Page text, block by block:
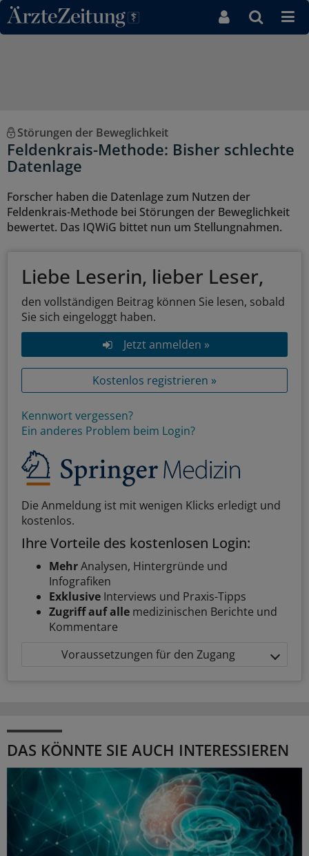
Direkt zum Inhaltsbereich
Störungen der Beweglichkeit
Feldenkrais-Methode: Bisher schlechte
Datenlage
Forscher haben die Datenlage zum Nutzen der
Feldenkrais-Methode bei Störungen der Beweglichkeit
bewertet. Das IQWiG bittet nun um Stellungnahmen.
Liebe Leserin, lieber Leser,
den vollständigen Beitrag können Sie lesen, sobald
Sie sich eingeloggt haben.
Jetzt anmelden »
Kostenlos registrieren »
Kennwort vergessen?
Ein anderes Problem beim Login?
Die Anmeldung ist mit wenigen Klicks erledigt und
kostenlos.
Ihre Vorteile des kostenlosen Login:
MehrAnalysen, Hintergründe und
Infografiken
Exklusive Interviews und Praxis-Tipps
Zugriff auf alle medizinischen Berichte und
Kommentare
Voraussetzungen für den Zugang
DAS KÖNNTE SIE AUCH INTERESSIEREN